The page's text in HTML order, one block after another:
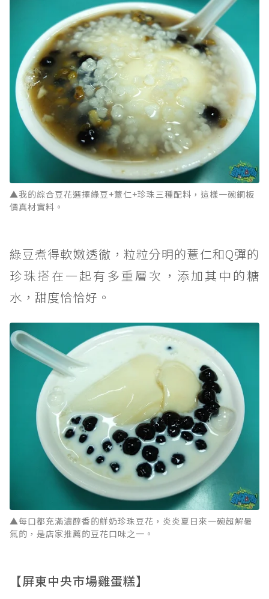
▲我的綜合豆花選擇綠豆+薏仁+珍珠三種配料，這樣一碗銅板
價真材實料。
綠豆煮得軟嫩透徹，粒粒分明的薏仁和Q彈的
珍珠搭在一起有多重層次，添加其中的糖
水，甜度恰恰好。
▲每口都充滿濃醇香的鮮奶珍珠豆花，炎炎夏日來一碗超解暑
氣的，是店家推薦的豆花口味之一。
【屏東中央市場雞蛋糕】